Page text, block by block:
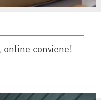
online conviene!